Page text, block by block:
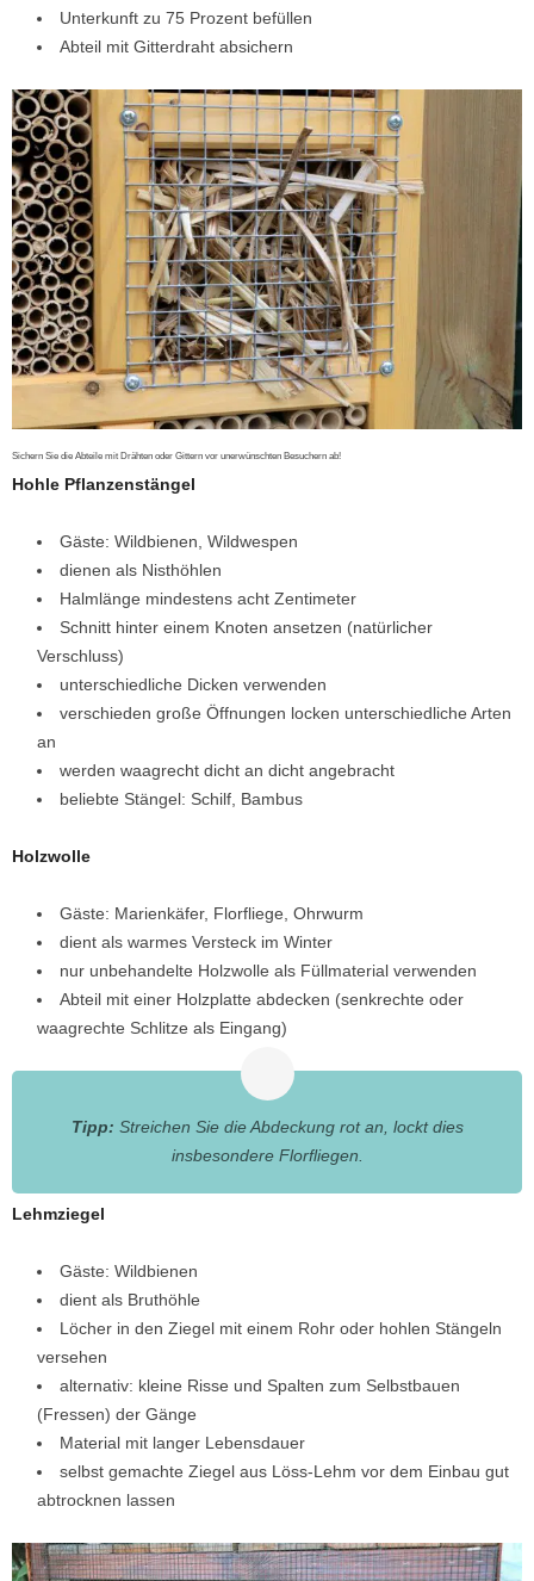
Unterkunft zu 75 Prozent befüllen
Abteil mit Gitterdraht absichern
Sichern Sie die Abteile mit Drähten oder Gittern vor unerwünschten Besuchern ab!
Hohle Pflanzenstängel
Gäste: Wildbienen, Wildwespen
dienen als Nisthöhlen
Halmlänge mindestens acht Zentimeter
Schnitt hinter einem Knoten ansetzen (natürlicher
Verschluss)
unterschiedliche Dicken verwenden
verschieden große Öffnungen locken unterschiedliche Arten
an
werden waagrecht dicht an dicht angebracht
beliebte Stängel: Schilf, Bambus
Holzwolle
Gäste: Marienkäfer, Florfliege, Ohrwurm
dient als warmes Versteck im Winter
nur unbehandelte Holzwolle als Füllmaterial verwenden
Abteil mit einer Holzplatte abdecken (senkrechte oder
waagrechte Schlitze als Eingang)
Tipp: Streichen Sie die Abdeckung rot an, lockt dies
insbesondere Florfliegen.
Lehmziegel
Gäste: Wildbienen
dient als Bruthöhle
Löcher in den Ziegel mit einem Rohr oder hohlen Stängeln
versehen
alternativ: kleine Risse und Spalten zum Selbstbauen
(Fressen) der Gänge
Material mit langer Lebensdauer
selbst gemachte Ziegel aus Löss-Lehm vor dem Einbau gut
abtrocknen lassen